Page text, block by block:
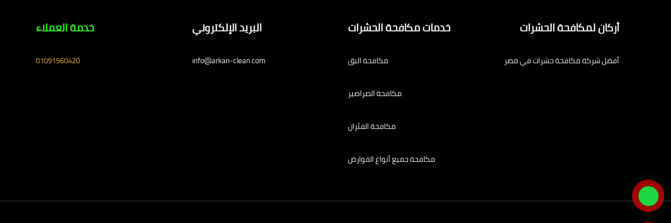
أركان لمكافحة الحشرات
أفضل شركة مكافحة حشرات في مصر
خدمات مكافحة الحشرات
مكافحة البق
مكافحة الصراصير
مكافحة الفئران
مكافحة جميع أنواع القوارض
البريد الإلكتروني
info@arkan-clean.com
خدمة العملاء
01091560420